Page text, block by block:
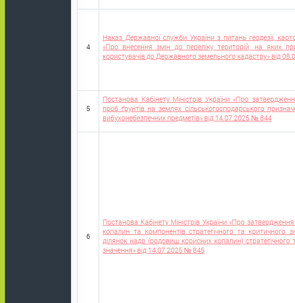
4
Наказ Державної служби України з питань геодезії,
«Про внесення змін до переліку територій, на яких
користувачів до Державного земельного кадастру» від
5
Постанова Кабінету Міністрів України «Про
проб ґрунтів на землях сільськогосподарського
вибухонебезпечних предметів» від 14.07.2025 № 844
6
Постанова Кабінету Міністрів України «Про затвердження
копалин та компонентів стратегічного та критичного
ділянок надр (родовищ корисних копалин) стратегічного
значення» від 14.07.2025 № 845